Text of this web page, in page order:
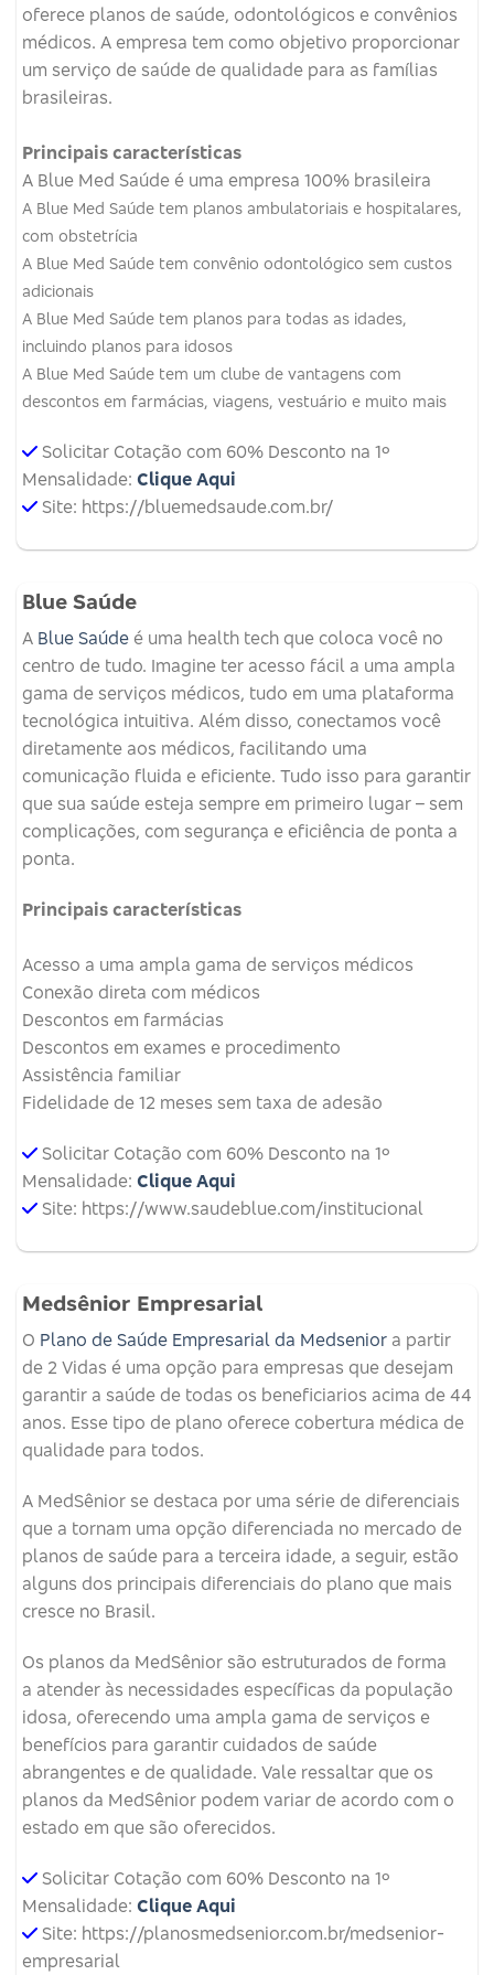
oferece planos de saúde, odontológicos e convênios
médicos. A empresa tem como objetivo proporcionar
um serviço de saúde de qualidade para as famílias
brasileiras.
Principais características
A Blue Med Saúde é uma empresa 100% brasileira
A Blue Med Saúde tem planos ambulatoriais e hospitalares,
com obstetrícia
A Blue Med Saúde tem convênio odontológico sem custos
adicionais
A Blue Med Saúde tem planos para todas as idades,
incluindo planos para idosos
A Blue Med Saúde tem um clube de vantagens com
descontos em farmácias, viagens, vestuário e muito mais
Solicitar Cotação com 60% Desconto na 1º
Mensalidade: Clique Aqui
Site: https://bluemedsaude.com.br/
Blue Saúde
A Blue Saúde é uma health tech que coloca você no
centro de tudo. Imagine ter acesso fácil a uma ampla
gama de serviços médicos, tudo em uma plataforma
tecnológica intuitiva. Além disso, conectamos você
diretamente aos médicos, facilitando uma
comunicação fluida e eficiente. Tudo isso para garantir
que sua saúde esteja sempre em primeiro lugar – sem
complicações, com segurança e eficiência de ponta a
ponta.
Principais características
Acesso a uma ampla gama de serviços médicos
Conexão direta com médicos
Descontos em farmácias
Descontos em exames e procedimento
Assistência familiar
Fidelidade de 12 meses sem taxa de adesão
Solicitar Cotação com 60% Desconto na 1º
Mensalidade: Clique Aqui
Site: https://www.saudeblue.com/institucional
Medsênior Empresarial
O Plano de Saúde Empresarial da Medsenior a partir
de 2 Vidas é uma opção para empresas que desejam
garantir a saúde de todas os beneficiarios acima de 44
anos. Esse tipo de plano oferece cobertura médica de
qualidade para todos.
A MedSênior se destaca por uma série de diferenciais
que a tornam uma opção diferenciada no mercado de
planos de saúde para a terceira idade, a seguir, estão
alguns dos principais diferenciais do plano que mais
cresce no Brasil.
Os planos da MedSênior são estruturados de forma
a atender às necessidades específicas da população
idosa, oferecendo uma ampla gama de serviços e
benefícios para garantir cuidados de saúde
abrangentes e de qualidade. Vale ressaltar que os
planos da MedSênior podem variar de acordo com o
estado em que são oferecidos.
Solicitar Cotação com 60% Desconto na 1º
Mensalidade: Clique Aqui
Site: https://planosmedsenior.com.br/medsenior-
empresarial